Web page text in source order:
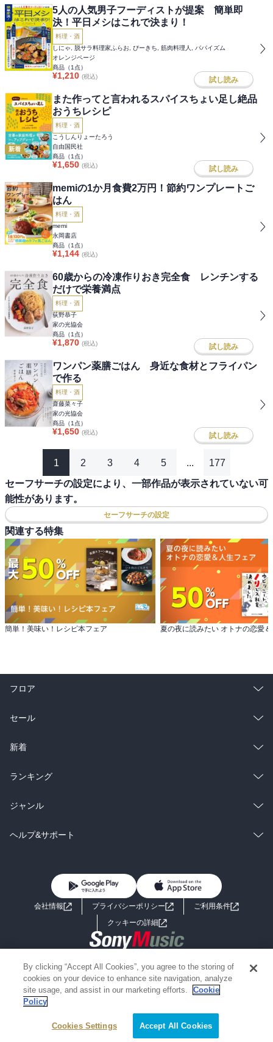
5人の人気男子フーディストが提案 簡単即
決！平日メシはこれで決まり！
料理・酒
しにゃ, 脱サラ料理家ふらお, ぴーきち, 筋肉料理人, パパイズム
オレンジページ
商品（1 点）
¥1,210 (税込) 試し読み
新着
また作ってと言われるスパイスちょい足し絶品
おうちレシピ
料理・酒
こうしんりょーたろう
自由国民社
商品（1 点）
¥1,650 (税込) 試し読み
memiの1か月食費2万円！節約ワンプレートご
はん
料理・酒
memi
永岡書店
商品（1 点）
¥1,144 (税込)
60歳からの冷凍作りおき完全食 レンチンする
だけで栄養満点
料理・酒
荻野恭子
家の光協会
商品（1 点）
¥1,870 (税込) 試し読み
ワンパン薬膳ごはん 身近な食材とフライパン
で作る
料理・酒
齋藤菜々子
家の光協会
商品（1 点）
¥1,650 (税込) 試し読み
1 2 3 4 5 ... 177
セーフサーチの設定により、一部作品が表示されていない可
能性があります。
セーフサーチの設定
関連する特集
簡単！美味い！レシピ本フェア 夏の夜に読みたい オトナの恋愛
絞り込み条件を変える
フロア
総合
ラノベ
雑誌・グラビア
BL・TL
セール
総合
ラノベ
雑誌・グラビア
BL・TL
新着
総合
ラノベ
雑誌・グラビア
ランキング
総合
ラノベ
ジャンル
コミック
ライトノベル 男子向けラノベ
小説
海外小説
ミステリー SF
歴史・時代小説
グラビア写真集
ヘルプ&サポート
よくあるご質問 お問い合わせ
会社情報 プライバシーポリシー
ご利用条件
クッキーの詳細
Copyright 2017 - 2026 Sony Music Entertainment(Japan) Inc.
Information on the site is for the Japan domestic market only
powered by
By clicking “Accept All Cookies”, you agree to the storing of
cookies on your device to enhance site navigation, analyze
site usage, and assist in our marketing efforts.
Cookie
Policy
Cookies Settings Accept All Cookies